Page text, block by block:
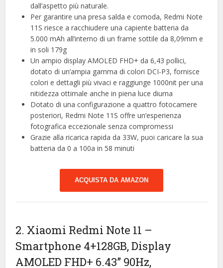
dall’aspetto più naturale.
Per garantire una presa salda e comoda, Redmi Note
11S riesce a racchiudere una capiente batteria da
5.000 mAh all’interno di un frame sottile da 8,09mm e
in soli 179g
Un ampio display AMOLED FHD+ da 6,43 pollici,
dotato di un’ampia gamma di colori DCI-P3, fornisce
colori e dettagli più vivaci e raggiunge 1000nit per una
nitidezza ottimale anche in piena luce diurna
Dotato di una configurazione a quattro fotocamere
posteriori, Redmi Note 11S offre un’esperienza
fotografica eccezionale senza compromessi
Grazie alla ricarica rapida da 33W, puoi caricare la sua
batteria da 0 a 100a in 58 minuti
ACQUISTA DA AMAZON
2. Xiaomi Redmi Note 11 –
Smartphone 4+128GB, Display
AMOLED FHD+ 6.43” 90Hz,